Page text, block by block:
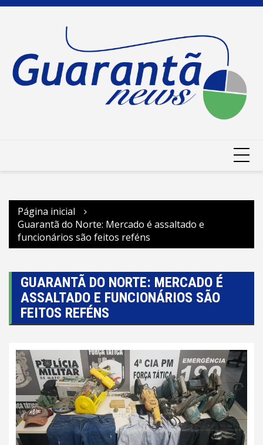
Ir
Página inicial
Guarantã do Norte: Mercado é assaltado e
funcionários são feitos reféns
GUARANTÃ DO NORTE: MERCADO É
ASSALTADO E FUNCIONÁRIOS SÃO
FEITOS REFÉNS